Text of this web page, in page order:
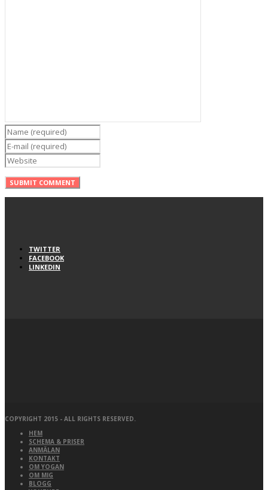
TWITTER
FACEBOOK
LINKEDIN
COPYRIGHT 2015 - ALL RIGHTS RESERVED.
HEM
SCHEMA & PRISER
ANMÄLAN
KONTAKT
OM YOGAN
OM MIG
BLOGG